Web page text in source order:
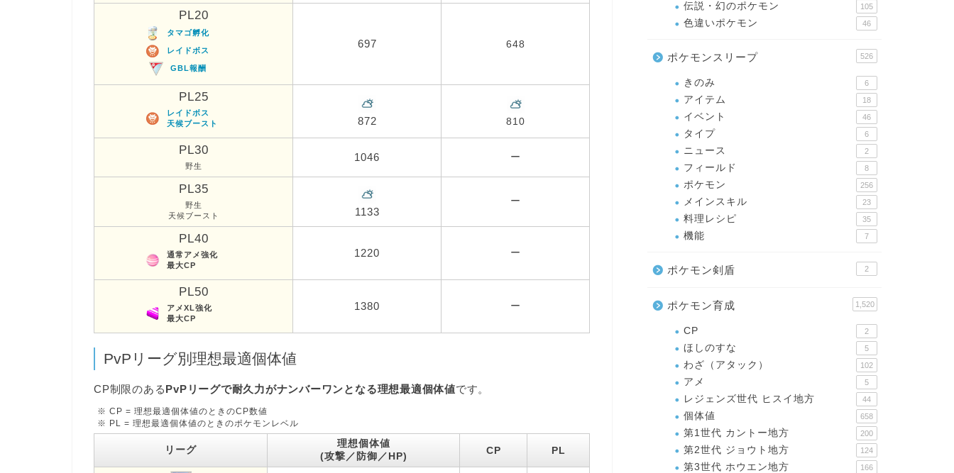
PL20
タマゴ孵化
レイドボス
GBL報酬
697 648
PL25
レイドボス
天候ブースト
872 810
PL30
野生
1046 ー
PL35
野生
天候ブースト
1133
ー
PL40
通常アメ強化
最大CP
1220 ー
PL50
アメXL強化
最大CP
1380 ー
PvPリーグ別理想最適個体値
CP制限のあるPvPリーグで耐久力がナンバーワンとなる理想最適個体値です。
※ CP = 理想最適個体値のときのCP数値
※ PL = 理想最適個体値のときのポケモンレベル
リーグ
理想個体値
(攻撃／防御／HP)
CP PL
伝説・幻のポケモン 105
色違いポケモン 46
ポケモンスリープ 526
きのみ 6
アイテム 18
イベント 46
タイプ 6
ニュース 2
フィールド 8
ポケモン 256
メインスキル 23
料理レシピ 35
機能 7
ポケモン剣盾 2
ポケモン育成 1,520
CP 2
ほしのすな 5
わざ（アタック） 102
アメ 5
レジェンズ世代 ヒスイ地方 44
個体値 658
第1世代 カントー地方 200
第2世代 ジョウト地方 124
第3世代 ホウエン地方 166